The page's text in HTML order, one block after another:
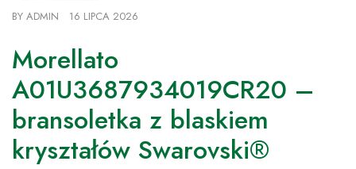
BY ADMIN 16 LIPCA 2026
Morellato
A01U3687934019CR20 –
bransoletka z blaskiem
kryształów Swarovski®